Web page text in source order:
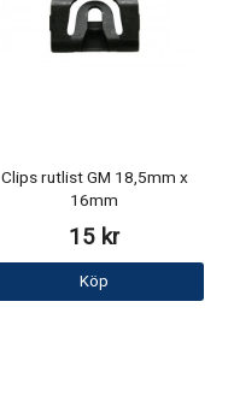
Clips rutlist GM 18,5mm x
16mm
15 kr
Köp